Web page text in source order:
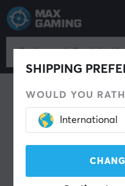
SHIPPING
WOULD YOU
International
PC-Zubehör